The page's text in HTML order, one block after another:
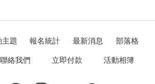
題 報名統計 最新消息
部落格
聯絡我們 立即付款 活動相簿